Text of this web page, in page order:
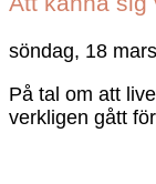
söndag, 18
På tal om att
verkligen gått